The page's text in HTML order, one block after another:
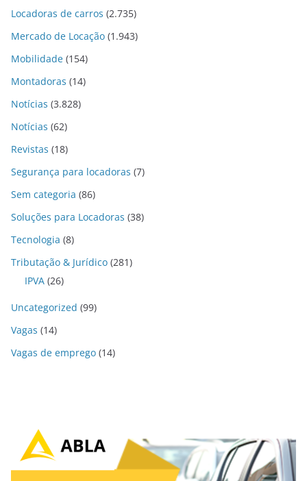
Locadoras de carros (2.735)
Mercado de Locação (1.943)
Mobilidade (154)
Montadoras (14)
Notícias (3.828)
Notícias (62)
Revistas (18)
Segurança para locadoras (7)
Sem categoria (86)
Soluções para Locadoras (38)
Tecnologia (8)
Tributação & Jurídico (281)
IPVA (26)
Uncategorized (99)
Vagas (14)
Vagas de emprego (14)